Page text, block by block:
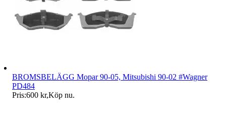
BROMSBELÄGG Mopar 90-05, Mitsubishi 90-02 #Wagner
PD484
Pris:600 kr,Köp nu.